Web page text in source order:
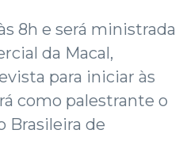
8h e será ministrada
da Macal,
para iniciar às
como palestrante o
Brasileira de